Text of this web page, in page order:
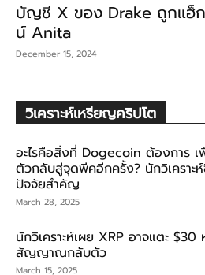
บัญชี X ของ Drake ถูกแฮ็
น์ Anita
December 15, 2024
วิเคราะห์เหรียญคริปโต
อะไรคือสิ่งที่ Dogecoin ต้องการ
ตัวกลับสู่จุดพีคอีกครั้ง? นักวิเคราะ
ปัจจัยสำคัญ
March 28, 2025
นักวิเคราะห์เผย XRP อาจแตะ
สัญญาณกลับตัว
March 15, 2025